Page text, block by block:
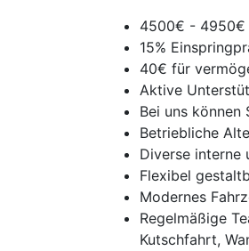
4500€ - 4950€
15%
40€ für
Aktive
Bei uns können
Betriebliche
Diverse interne
Flexibel
Modernes
Regelmäßige
Kutschfahrt,